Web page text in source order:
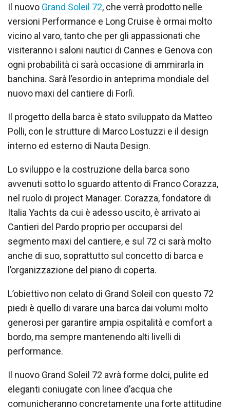
Il nuovo Grand Soleil 72, che verrà prodotto nelle
versioni Performance e Long Cruise è ormai molto
vicino al varo, tanto che per gli appassionati che
visiteranno i saloni nautici di Cannes e Genova con
ogni probabilità ci sarà occasione di ammirarla in
banchina. Sarà l’esordio in anteprima mondiale del
nuovo maxi del cantiere di Forlì.
Il progetto della barca è stato sviluppato da Matteo
Polli, con le strutture di Marco Lostuzzi e il design
interno ed esterno di Nauta Design.
Lo sviluppo e la costruzione della barca sono
avvenuti sotto lo sguardo attento di Franco Corazza,
nel ruolo di project Manager. Corazza, fondatore di
Italia Yachts da cui è adesso uscito, è arrivato ai
Cantieri del Pardo proprio per occuparsi del
segmento maxi del cantiere, e sul 72 ci sarà molto
anche di suo, soprattutto sul concetto di barca e
l’organizzazione del piano di coperta.
L’obiettivo non celato di Grand Soleil con questo 72
piedi è quello di varare una barca dai volumi molto
generosi per garantire ampia ospitalità e comfort a
bordo, ma sempre mantenendo alti livelli di
performance.
Il nuovo Grand Soleil 72 avrà forme dolci, pulite ed
eleganti coniugate con linee d’acqua che
comunicheranno concretamente una forte attitudine